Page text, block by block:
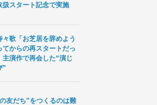
扱スタート記念で実施
々歌「お芝居を辞めよう
てからの再スタートだっ
演作で再会した“演じ
”
友だち”をつくるのは難